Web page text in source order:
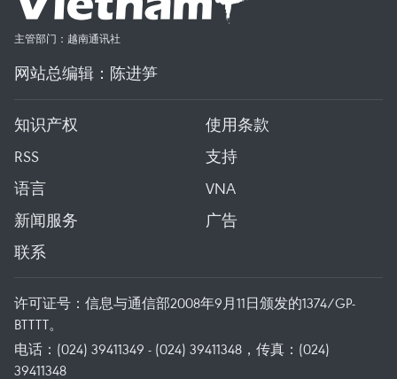
主管部门：越南通讯社
网站总编辑：陈进笋
知识产权
使用条款
RSS
支持
语言
VNA
新闻服务
广告
联系
许可证号：信息与通信部2008年9月11日颁发的1374/GP-
BTTTT。
电话：(024) 39411349 - (024) 39411348，传真：(024)
39411348